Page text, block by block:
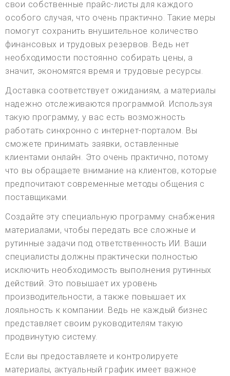
свои собственные прайс-листы для каждого
особого случая, что очень практично. Такие меры
помогут сохранить внушительное количество
финансовых и трудовых резервов. Ведь нет
необходимости постоянно собирать цены, а
значит, экономятся время и трудовые ресурсы.
Доставка соответствует ожиданиям, а материалы
надежно отслеживаются программой. Используя
такую программу, у вас есть возможность
работать синхронно с интернет-порталом. Вы
сможете принимать заявки, оставленные
клиентами онлайн. Это очень практично, потому
что вы обращаете внимание на клиентов, которые
предпочитают современные методы общения с
поставщиками.
Создайте эту специальную программу снабжения
материалами, чтобы передать все сложные и
рутинные задачи под ответственность ИИ. Ваши
специалисты должны практически полностью
исключить необходимость выполнения рутинных
действий. Это повышает их уровень
производительности, а также повышает их
лояльность к компании. Ведь не каждый бизнес
представляет своим руководителям такую
продвинутую систему.
Если вы предоставляете и контролируете
материалы, актуальный график имеет важное